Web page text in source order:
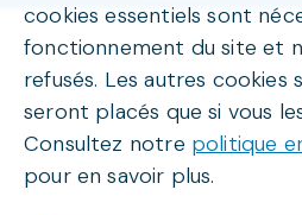
cookies essentiels sont
fonctionnement du site et
refusés. Les autres
seront placés que si vous
Consultez notre politique
pour en savoir plus.